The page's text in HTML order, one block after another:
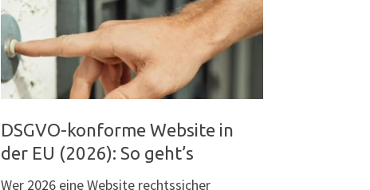
DES
WORLD
WIDE
WEBS"
DSGVO-konforme Website in
der EU (2026): So geht’s
Wer 2026 eine Website rechtssicher